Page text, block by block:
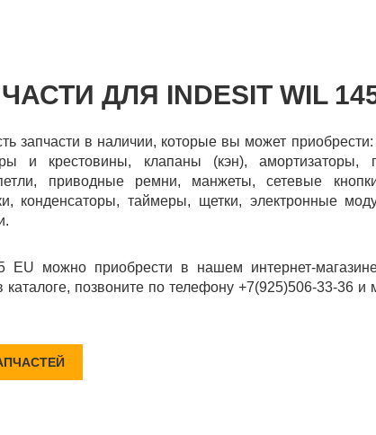
ДЛЯ INDESIT WIL
запчасти в наличии, которые вы может
и крестовины, клапаны (кэн), амортизаторы,
приводные ремни, манжеты, сетевые
конденсаторы, таймеры, щетки, электронные
EU можно приобрести в нашем интернет-
позвоните по телефону +7(925)506-33-36 и